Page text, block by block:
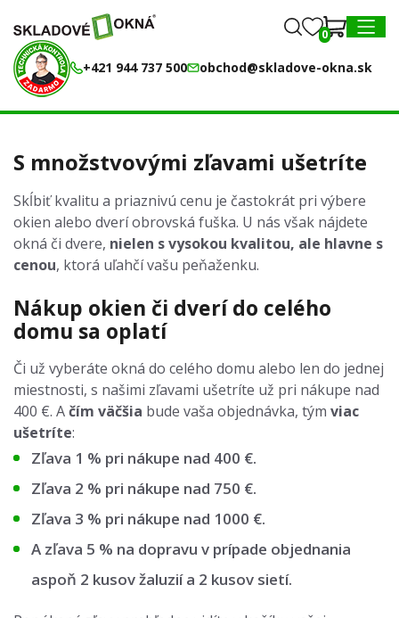
0
+421 944 737 500 obchod@skladove-okna.sk
0
S množstvovými zľavami ušetríte
Skĺbiť kvalitu a priaznivú cenu je častokrát pri výbere
okien alebo dverí obrovská fuška. U nás však nájdete
okná či dvere, nielen s vysokou kvalitou, ale hlavne s
cenou, ktorá uľahčí vašu peňaženku.
Nákup okien či dverí do celého
domu sa oplatí
Či už vyberáte okná do celého domu alebo len do jednej
miestnosti, s našimi zľavami ušetríte už pri nákupe nad
400 €. Ačím väčšia bude vaša objednávka, tým viac
ušetríte:
Zľava 1 % pri nákupe nad 400 €.
Zľava 2 % pri nákupe nad 750 €.
Zľava 3 % pri nákupe nad 1000 €.
A zľava 5 % na dopravu v prípade objednania
aspoň 2 kusov žaluzií a 2 kusov sietí.